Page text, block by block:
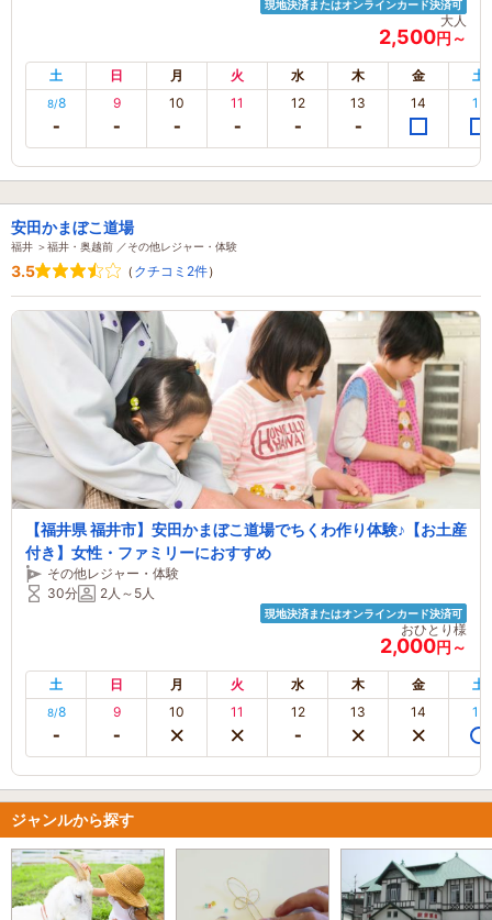
現地決済またはオンラインカード決済可
大人
2,500円～
土 日 月 火 水 木 金 土
8/8 9 10 11 12 13 14 15
安田かまぼこ道場
福井 ＞福井・奥越前 ／その他レジャー・体験
3.5 （ クチコミ2件）
【福井県 福井市】安田かまぼこ道場でちくわ作り体験♪【お土産
付き】女性・ファミリーにおすすめ
その他レジャー・体験
30分
2人～5人
現地決済またはオンラインカード決済可
おひとり様
2,000円～
土 日 月 火 水 木 金 土
8/8 9 10 11 12 13 14 15
ジャンルから探す